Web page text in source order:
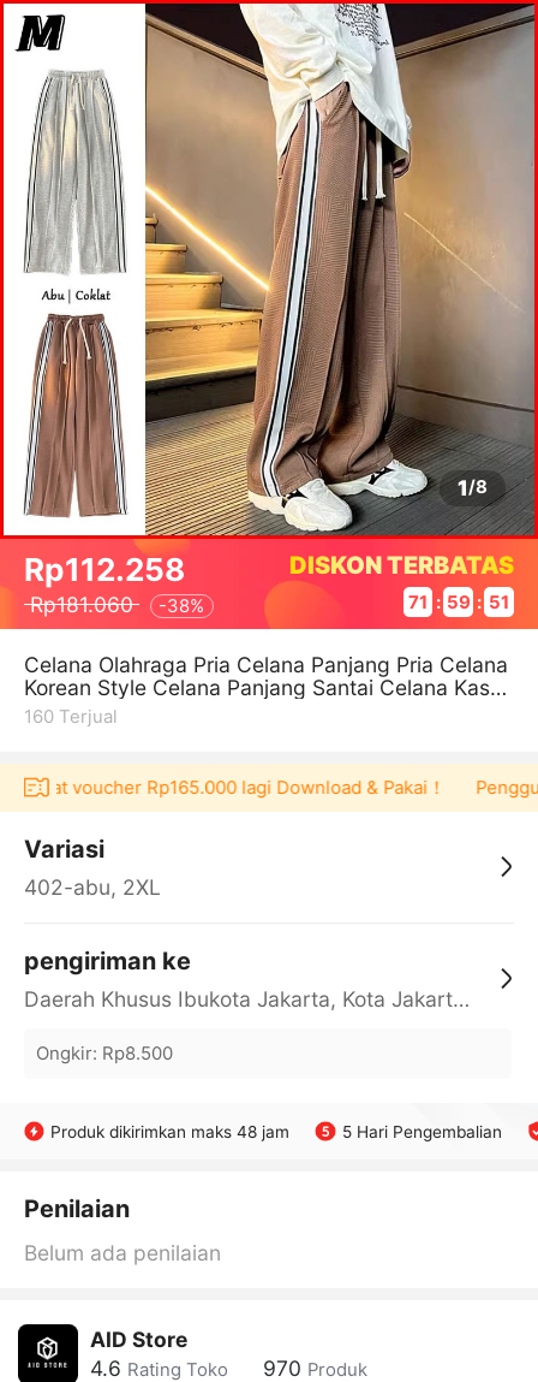
1/8
Rp112.258
Rp181.060 -38%
DISKON TERBATAS
71 : 59 : 51
Celana Olahraga Pria Celana Panjang Pria Celana
Korean Style Celana Panjang Santai Celana Kasua
l Pria Celana Gombrang Pr
160 Terjual
voucher Rp165.000 lagi Download & Pakai！
Variasi
402-abu, 2XL
pengiriman ke
Daerah Khusus Ibukota Jakarta, Kota Jakarta Barat, Cengkareng, yy
Ongkir: Rp8.500
Produk dikirimkan maks 48 jam 5 Hari Pengembalian
Penilaian
Belum ada penilaian
AID Store
4.6 Rating Toko 970 Produk